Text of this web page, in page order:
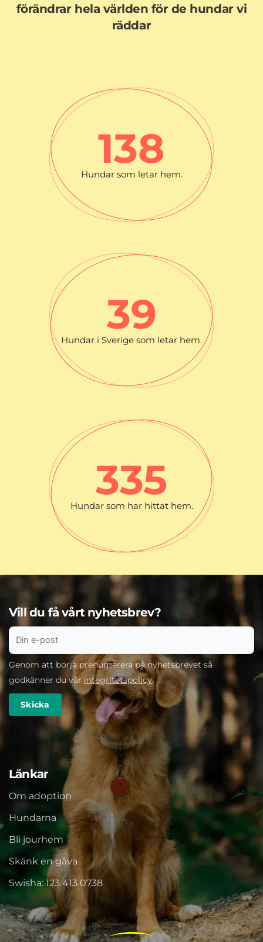
förändrar hela världen för de hundar vi
räddar
Hundar som letar hem.
138
Hundar i Sverige som letar hem.
39
Hundar som har hittat hem.
335
Länkar
Om adoption
Hundarna
Bli jourhem
Skänk en gåva
Swisha: 123 413 0738
Vill du få vårt nyhetsbrev?
Genom att börja prenumerera på nyhetsbrevet så
godkänner du vår integritetspolicy.